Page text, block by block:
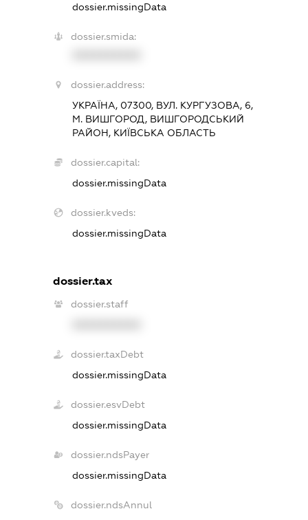
dossier.missingData
dossier.smida:
dossier.address:
УКРАЇНА, 07300, ВУЛ. КУРГУЗОВА, 6,
М. ВИШГОРОД, ВИШГОРОДСЬКИЙ
РАЙОН, КИЇВСЬКА ОБЛАСТЬ
dossier.capital:
dossier.missingData
dossier.kveds:
dossier.missingData
dossier.tax
dossier.staff
dossier.taxDebt
dossier.missingData
dossier.esvDebt
dossier.missingData
dossier.ndsPayer
dossier.missingData
dossier.ndsAnnul